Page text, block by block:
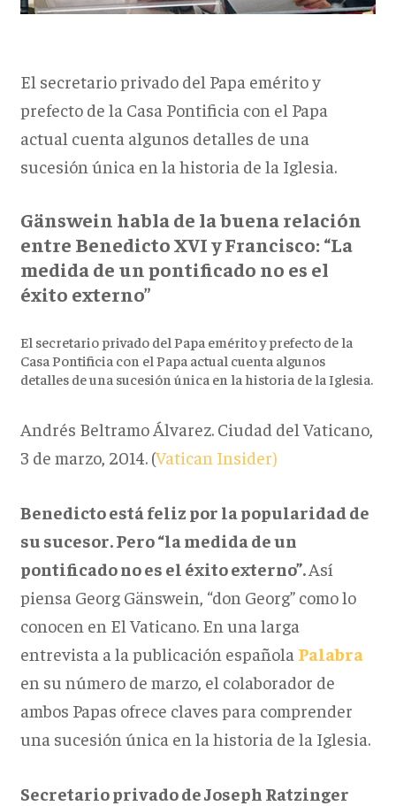
El secretario privado del Papa emérito y
prefecto de la Casa Pontificia con el Papa
actual cuenta algunos detalles de una
sucesión única en la historia de la Iglesia.
Gänswein habla de la buena relación
entre Benedicto XVI y Francisco: “La
medida de un pontificado no es el
éxito externo”
El secretario privado del Papa emérito y prefecto de la
Casa Pontificia con el Papa actual cuenta algunos
detalles de una sucesión única en la historia de la Iglesia.
Andrés Beltramo Álvarez. Ciudad del Vaticano,
3 de marzo, 2014. (Vatican Insider)
Benedicto está feliz por la popularidad de
su sucesor. Pero “la medida de un
pontificado no es el éxito externo”.Así
piensa Georg Gänswein, “don Georg” como lo
conocen en El Vaticano. En una larga
entrevista a la publicación española Palabra
en su número de marzo, el colaborador de
ambos Papas ofrece claves para comprender
una sucesión única en la historia de la Iglesia.
Secretario privado de Joseph Ratzinger